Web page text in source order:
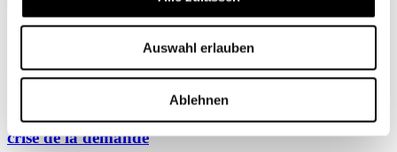
Auswahl erlauben
Ablehnen
ACCUEIL
Roger Wehrli
Pandémie de Covid-19 : d’une crise de l’offre à une
crise de la demande